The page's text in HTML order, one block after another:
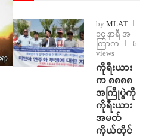
by MLAT
၁၄ နာရီ အ
ကြာက
6
views
ကိုရီးယား
က ၈၈၈၈
အကြိုပွဲကို
ကိုရီးယား
အမတ်
ကိုယ်တိုင်